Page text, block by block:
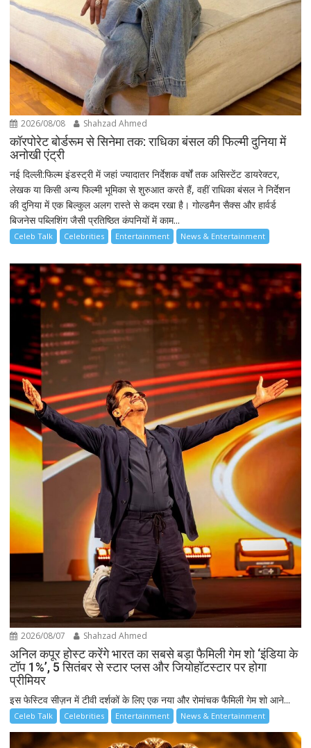
2026/08/08 Shahzad Ahmed
कॉरपोरेट बोर्डरूम से सिनेमा तक: राधिका बंसल की फिल्मी दुनिया में
अनोखी एंट्री
नई दिल्ली:फिल्म इंडस्ट्री में जहां ज्यादातर निर्देशक वर्षों तक असिस्टेंट डायरेक्टर,
लेखक या किसी अन्य फिल्मी भूमिका से शुरुआत करते हैं, वहीं राधिका बंसल ने निर्देशन
की दुनिया में एक बिल्कुल अलग रास्ते से कदम रखा है। गोल्डमैन सैक्स और हार्वर्ड
बिजनेस पब्लिशिंग जैसी प्रतिष्ठित कंपनियों में काम...
Celeb Talk Celebrities Entertainment News & Entertainment
2026/08/07 Shahzad Ahmed
अनिल कपूर होस्ट करेंगे भारत का सबसे बड़ा फैमिली गेम शो ‘इंडिया के
टॉप 1%’, 5 सितंबर से स्टार प्लस और जियोहॉटस्टार पर होगा
प्रीमियर
इस फेस्टिव सीज़न में टीवी दर्शकों के लिए एक नया और रोमांचक फैमिली गेम शो आने...
Celeb Talk Celebrities Entertainment News & Entertainment